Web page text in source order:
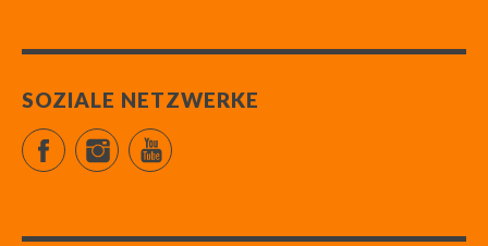
SOZIALE NETZWERKE
FacebookInstagramYouTube